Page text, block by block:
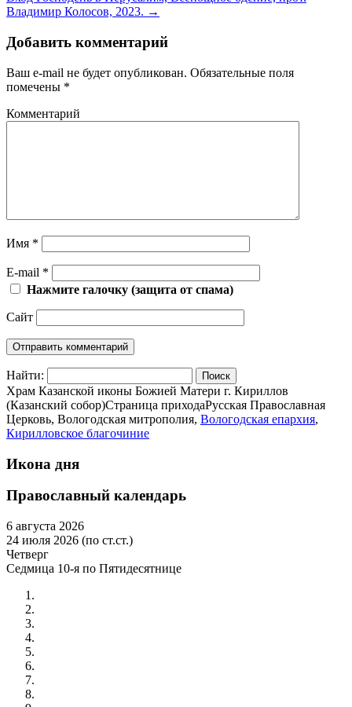
Владимир Колосов, 2023. →
Добавить комментарий
Ваш e-mail не будет опубликован. Обязательные поля
помечены *
Комментарий
Имя *
E-mail *
Нажмите галочку (защита от спама)
Сайт
Найти:
Храм Казанской иконы Божией Матери г. Кириллов
(Казанский собор)Страница приходаРусская Православная
Церковь, Вологодская митрополия, Вологодская епархия,
Кирилловское благочиние
Икона дня
Православный календарь
6 августа 2026
24 июля 2026 (по ст.ст.)
Четверг
Седмица 10-я по Пятидесятнице